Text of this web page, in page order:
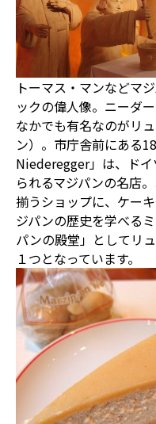
トーマス・マンなどマ
ックの偉人像。ニーダ
なかでも有名なのがリ
ン）。市庁舎前にある
Niederegger」は、ド
られるマジパンの名店
揃うショップに、ケー
ジパンの歴史を学べる
パンの殿堂」としてリ
１つとなっています。